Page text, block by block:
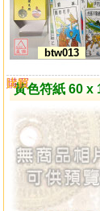
btw013
黃色符紙 60 x
購買
比較